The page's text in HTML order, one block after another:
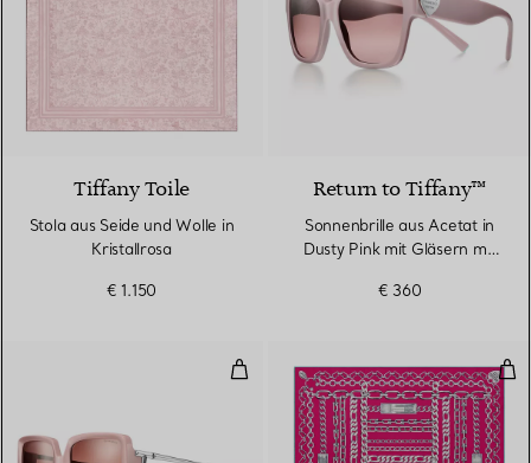
Tiffany Toile
Stola aus Seide und Wolle in
Kristallrosa
€ 1.150
Return to Tiffany™
Sonnenbrille aus Acetat in
Dusty Pink mit Gläsern mit
€ 360
Sonnenbrille aus rosa Acetat